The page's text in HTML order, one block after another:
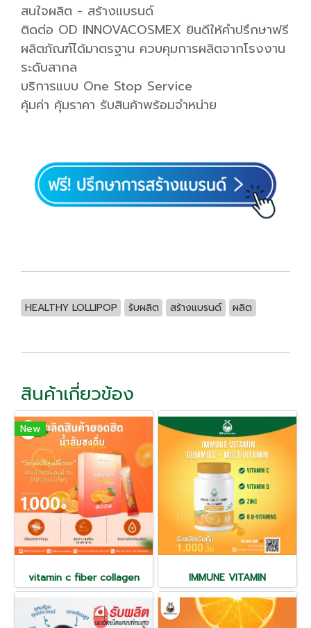
สนใจผลิต - สร้างแบรนด์
ติดต่อ OD INNOVACOSMEX ยินดีให้คำปรึกษาฟรี
ผลิตภัณฑ์ได้มาตรฐาน ควบคุมการผลิตจากโรงงาน
ระดับสากล
บริการแบบ One Stop Service
คุ้มค่า คุ้มราคา รับสินค้าพร้อมจำหน่าย
HEALTHY LOLLIPOP รับผลิต สร้างแบรนด์ ผลิต
สินค้าเกี่ยวข้อง
New
vitamin c fiber collagen IMMUNE VITAMIN